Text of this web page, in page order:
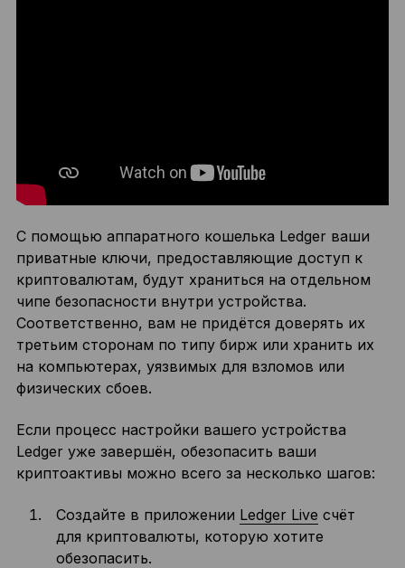
С помощью аппаратного кошелька Ledger ваши
приватные ключи, предоставляющие доступ к
криптовалютам, будут храниться на отдельном
чипе безопасности внутри устройства.
Соответственно, вам не придётся доверять их
третьим сторонам по типу бирж или хранить их
на компьютерах, уязвимых для взломов или
физических сбоев.
Если процесс настройки вашего устройства
Ledger уже завершён, обезопасить ваши
криптоактивы можно всего за несколько шагов:
Создайте в приложении Ledger Live счёт
для криптовалюты, которую хотите
обезопасить.